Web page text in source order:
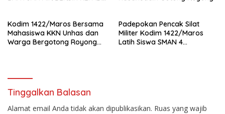
Kodim 1422/Maros Bersama
Mahasiswa KKN Unhas dan
Warga Bergotong Royong
Padepokan Pencak Silat
Militer Kodim 1422/Maros
Latih Siswa SMAN 4
Tinggalkan Balasan
Alamat email Anda tidak akan dipublikasikan. Ruas yang wajib